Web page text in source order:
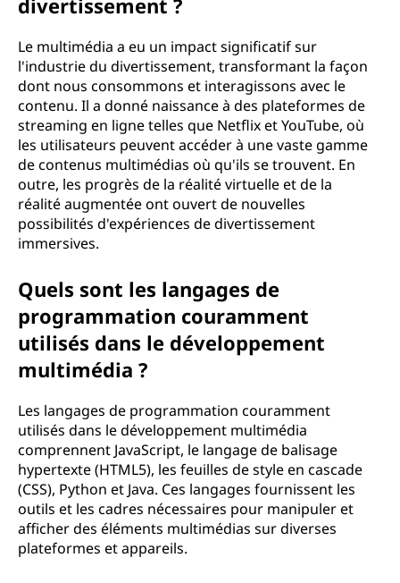
divertissement ?
Le multimédia a eu un impact significatif sur
l'industrie du divertissement, transformant la façon
dont nous consommons et interagissons avec le
contenu. Il a donné naissance à des plateformes de
streaming en ligne telles que Netflix et YouTube, où
les utilisateurs peuvent accéder à une vaste gamme
de contenus multimédias où qu'ils se trouvent. En
outre, les progrès de la réalité virtuelle et de la
réalité augmentée ont ouvert de nouvelles
possibilités d'expériences de divertissement
immersives.
Quels sont les langages de
programmation couramment
utilisés dans le développement
multimédia ?
Les langages de programmation couramment
utilisés dans le développement multimédia
comprennent JavaScript, le langage de balisage
hypertexte (HTML5), les feuilles de style en cascade
(CSS), Python et Java. Ces langages fournissent les
outils et les cadres nécessaires pour manipuler et
afficher des éléments multimédias sur diverses
plateformes et appareils.